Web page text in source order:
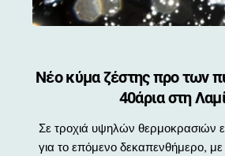
Νέο κύμα ζέστης προ των
40άρια στη
Σε τροχιά υψηλών θερμοκρασιών εισέρχεται η χώρα
για το επόμενο δεκαπενθήμερο, με